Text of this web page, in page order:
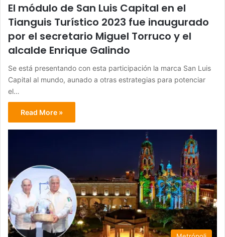
El módulo de San Luis Capital en el
Tianguis Turístico 2023 fue inaugurado
por el secretario Miguel Torruco y el
alcalde Enrique Galindo
Se está presentando con esta participación la marca San Luis
Capital al mundo, aunado a otras estrategias para potenciar
el…
Read More »